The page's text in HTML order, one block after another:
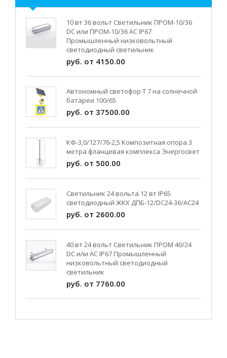
10 вт 36 вольт Светильник ПРОМ-10/36
DC или ПРОМ-10/36 AC IP67
Промышленный низковольтный
светодиодный светильник
руб. от 4150.00
Автономный светофор Т 7 на солнечной
батареи 100/65
руб. от 37500.00
КФ-3,0/127/76-2,5 Композитная опора 3
метра фланцевая комплекса Энергосвет
руб. от 500.00
Светильник 24 вольта 12 вт IP65
светодиодный ЖКХ ДПБ-12/DC24-36/АС24
руб. от 2600.00
40 вт 24 вольт Светильник ПРОМ 40/24
DC или AC IP67 Промышленный
низковольтный светодиодный
светильник
руб. от 7760.00